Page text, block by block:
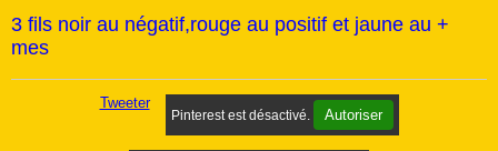
3 fils noir au négatif,rouge au positif et jaune au +
mes
Tweeter
Pinterest est désactivé. Autoriser